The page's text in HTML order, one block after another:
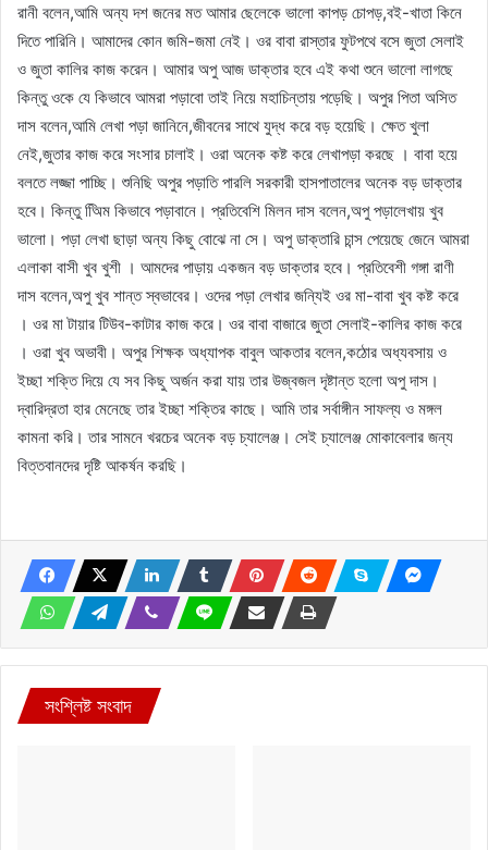
রানী বলেন,আমি অন্য দশ জনের মত আমার ছেলেকে ভালো কাপড় চোপড়,বই-খাতা কিনে
দিতে পারিনি। আমাদের কোন জমি-জমা নেই। ওর বাবা রাস্তার ফুটপথে বসে জুতা সেলাই
ও জুতা কালির কাজ করেন। আমার অপু আজ ডাক্তার হবে এই কথা শুনে ভালো লাগছে
কিন্তু ওকে যে কিভাবে আমরা পড়াবো তাই নিয়ে মহাচিন্তায় পড়েছি। অপুর পিতা অসিত
দাস বলেন,আমি লেখা পড়া জানিনে,জীবনের সাথে যুদ্ধ করে বড় হয়েছি। ক্ষেত খুলা
নেই,জুতার কাজ করে সংসার চালাই। ওরা অনেক কষ্ট করে লেখাপড়া করছে । বাবা হয়ে
বলতে লজ্জা পাচ্ছি। শুনিছি অপুর পড়াতি পারলি সরকারী হাসপাতালের অনেক বড় ডাক্তার
হবে। কিন্তু অিিম কিভাবে পড়াবানে। প্রতিবেশি মিলন দাস বলেন,অপু পড়ালেখায় খুব
ভালো। পড়া লেখা ছাড়া অন্য কিছু বোঝে না সে। অপু ডাক্তারি চান্স পেয়েছে জেনে আমরা
এলাকা বাসী খুব খুশী । আমদের পাড়ায় একজন বড় ডাক্তার হবে। প্রতিবেশী গঙ্গা রাণী
দাস বলেন,অপু খুব শান্ত স্বভাবের। ওদের পড়া লেখার জন্যিই ওর মা-বাবা খুব কষ্ট করে
। ওর মা টায়ার টিউব-কাটার কাজ করে। ওর বাবা বাজারে জুতা সেলাই-কালির কাজ করে
। ওরা খুব অভাবী। অপুর শিক্ষক অধ্যাপক বাবুল আকতার বলেন,কঠোর অধ্যবসায় ও
ইচ্ছা শক্তি দিয়ে যে সব কিছু অর্জন করা যায় তার উজ্বজল দৃষ্টান্ত হলো অপু দাস।
দ্বারিদ্রতা হার মেনেছে তার ইচ্ছা শক্তির কাছে। আমি তার সর্বাঙ্গীন সাফল্য ও মঙ্গল
কামনা করি। তার সামনে খরচের অনেক বড় চ্যালেঞ্জ। সেই চ্যালেঞ্জ মোকাবেলার জন্য
বিত্তবানদের দৃষ্টি আকর্ষন করছি।
সংশ্লিষ্ট সংবাদ